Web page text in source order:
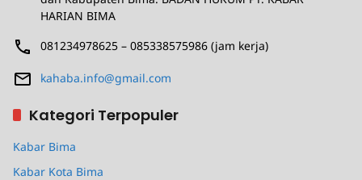
HARIAN BIMA
081234978625 – 085338575986 (jam kerja)
kahaba.info@gmail.com
Kategori Terpopuler
Kabar Bima
Kabar Kota Bima